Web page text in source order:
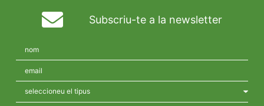
Subscriu-te a la newsletter